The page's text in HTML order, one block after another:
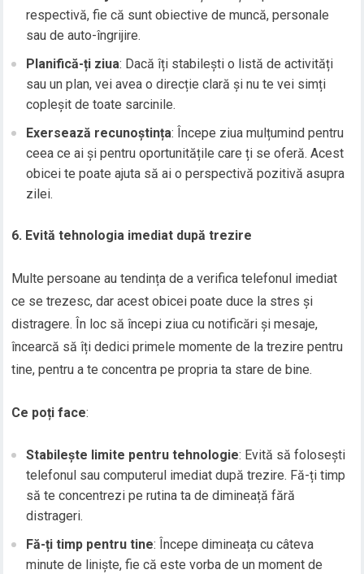
respectivă, fie că sunt obiective de muncă, personale
sau de auto-îngrijire.
Planifică-ți ziua: Dacă îți stabilești o listă de activități
sau un plan, vei avea o direcție clară și nu te vei simți
copleșit de toate sarcinile.
Exersează recunoștința: Începe ziua mulțumind pentru
ceea ce ai și pentru oportunitățile care ți se oferă. Acest
obicei te poate ajuta să ai o perspectivă pozitivă asupra
zilei.
6. Evită tehnologia imediat după trezire
Multe persoane au tendința de a verifica telefonul imediat
ce se trezesc, dar acest obicei poate duce la stres și
distragere. În loc să începi ziua cu notificări și mesaje,
încearcă să îți dedici primele momente de la trezire pentru
tine, pentru a te concentra pe propria ta stare de bine.
Ce poți face:
Stabilește limite pentru tehnologie: Evită să folosești
telefonul sau computerul imediat după trezire. Fă-ți timp
să te concentrezi pe rutina ta de dimineață fără
distrageri.
Fă-ți timp pentru tine: Începe dimineața cu câteva
minute de liniște, fie că este vorba de un moment de